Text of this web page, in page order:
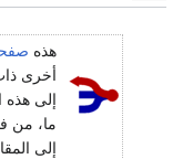
هذه
أخرى
إلى
ما، من
إلى